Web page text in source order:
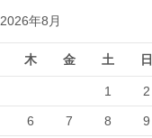
2026年8月
木 金 土 日
1 2
6 7 8 9